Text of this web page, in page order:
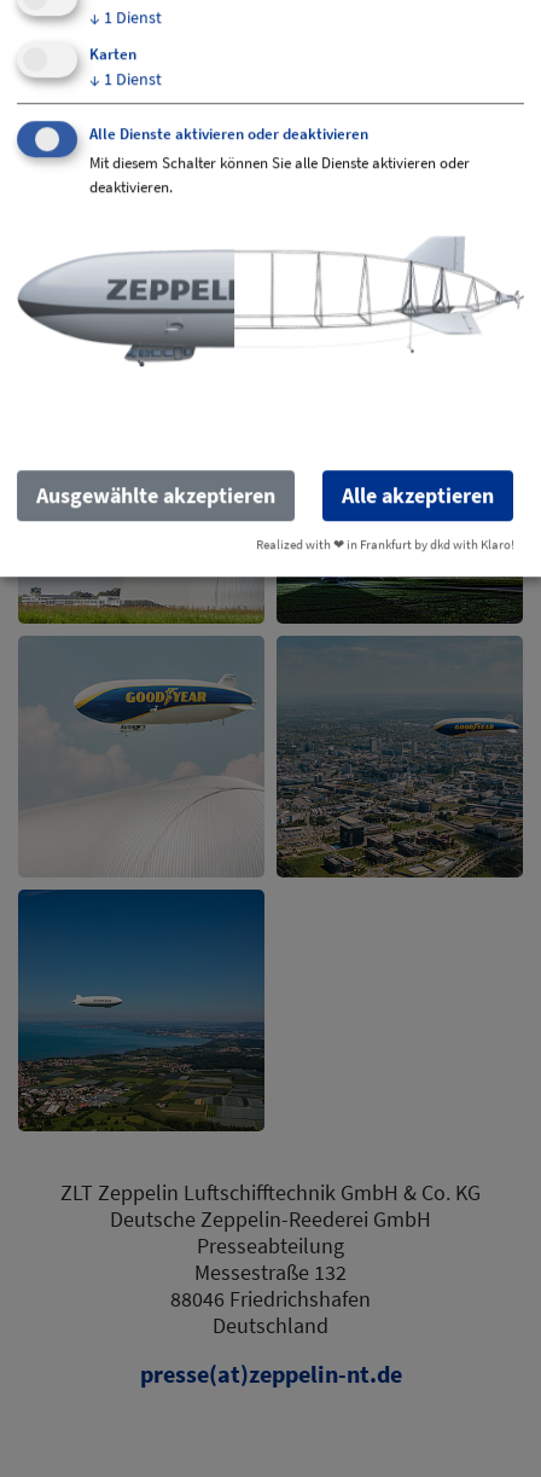
ZLT Zeppelin Luftschifftechnik GmbH & Co. KG
Deutsche Zeppelin-Reederei GmbH
Presseabteilung
Messestraße 132
88046 Friedrichshafen
Deutschland
presse(at)zeppelin-nt.de
↓ 1 Dienst
Karten
↓ 1 Dienst
Alle Dienste aktivieren oder deaktivieren
Mit diesem Schalter können Sie alle Dienste aktivieren oder
deaktivieren.
Ausgewählte akzeptieren Alle akzeptieren
Realized with ❤︎ in Frankfurt by dkd with Klaro!